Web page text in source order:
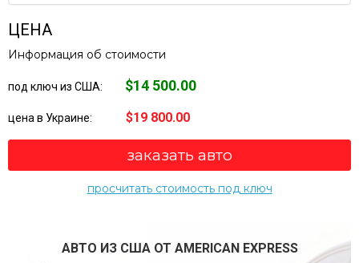
ЦЕНА
Информация об стоимости
под ключ из США: $14 500.00
цена в Украине: $19 800.00
заказать авто
просчитать стоимость под ключ
АВТО ИЗ США ОТ AMERICAN EXPRESS